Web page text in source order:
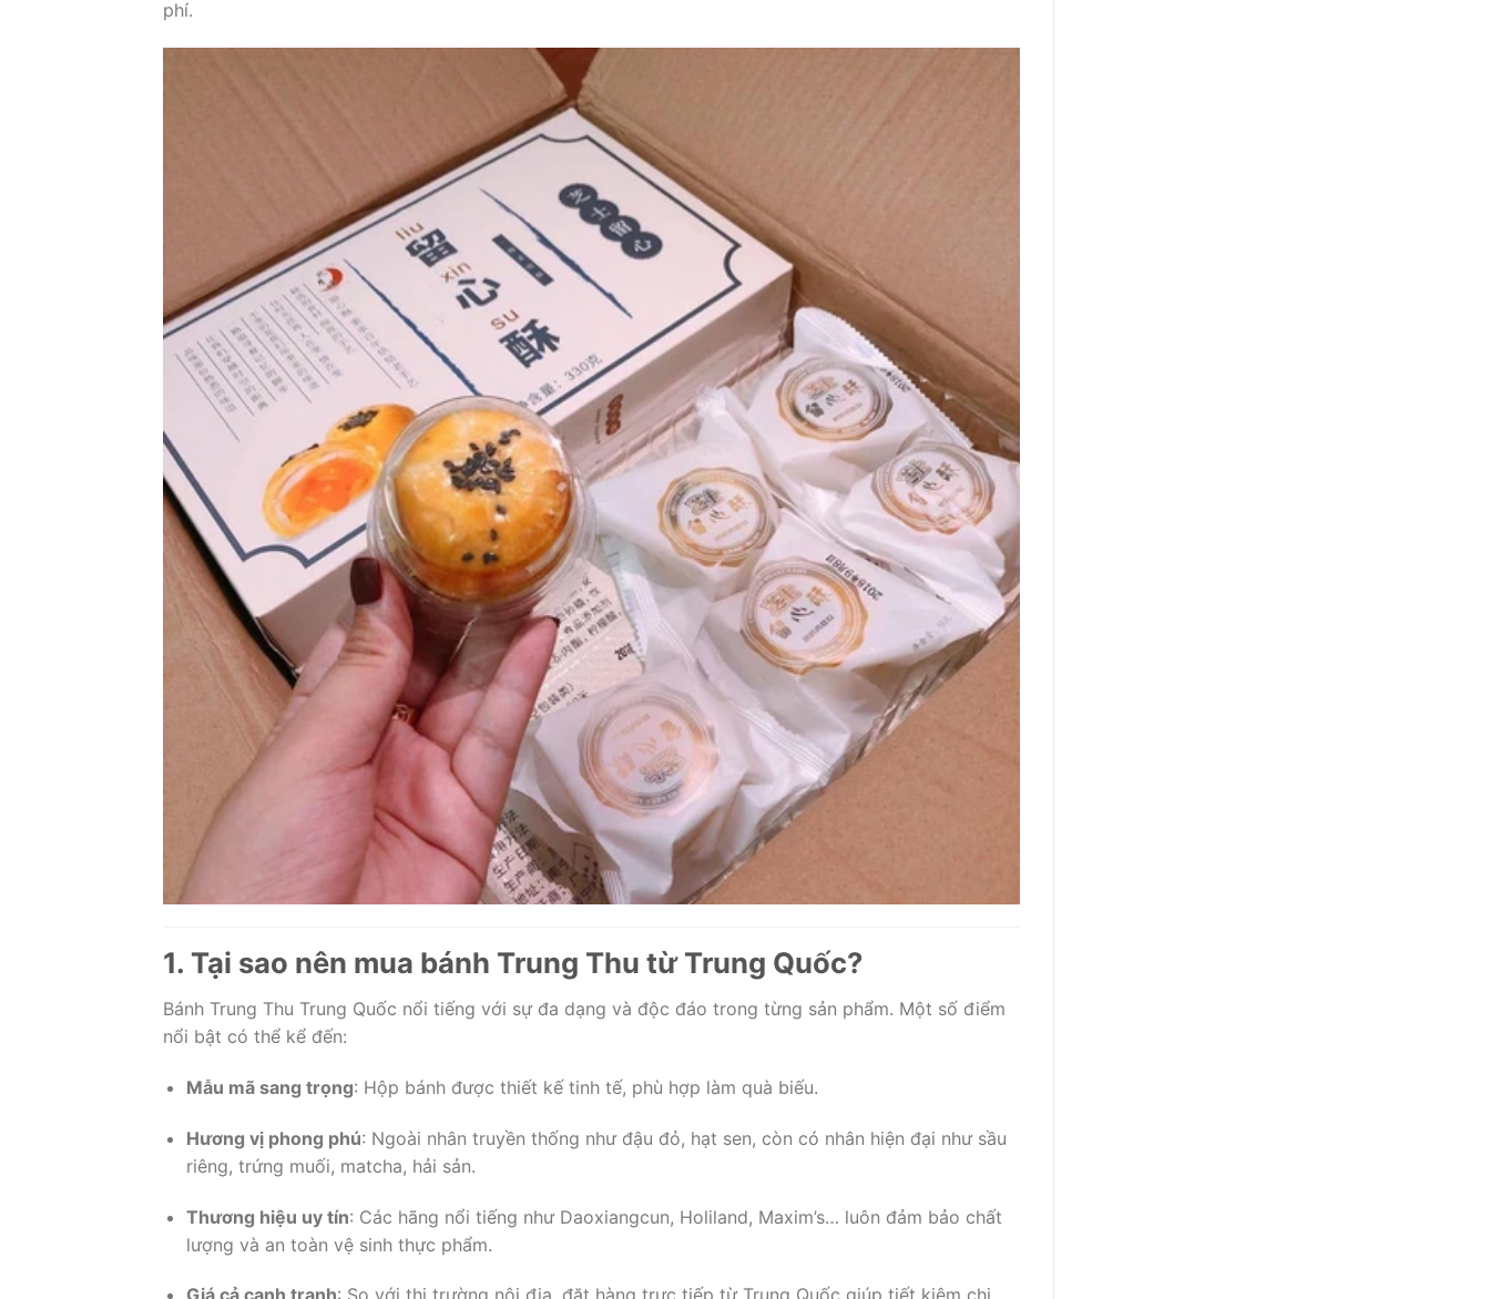
phí.
1. Tại sao nên mua bánh Trung Thu từ Trung Quốc?
Bánh Trung Thu Trung Quốc nổi tiếng với sự đa dạng và độc đáo trong từng sản phẩm. Một số điểm
nổi bật có thể kể đến:
Mẫu mã sang trọng: Hộp bánh được thiết kế tinh tế, phù hợp làm quà biếu.
Hương vị phong phú: Ngoài nhân truyền thống như đậu đỏ, hạt sen, còn có nhân hiện đại như sầu
riêng, trứng muối, matcha, hải sản.
Thương hiệu uy tín: Các hãng nổi tiếng như Daoxiangcun, Holiland, Maxim’s… luôn đảm bảo chất
lượng và an toàn vệ sinh thực phẩm.